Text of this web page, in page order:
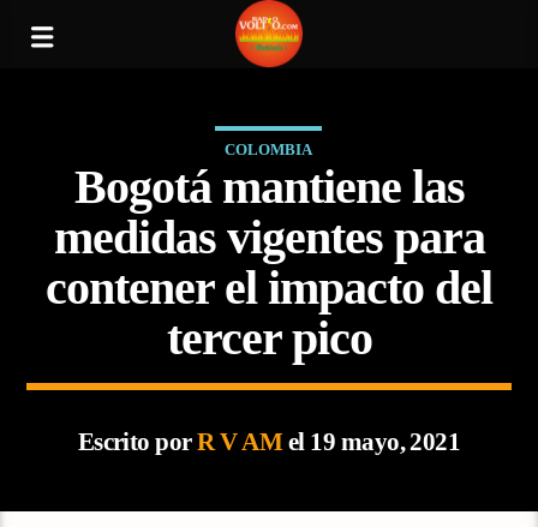
COLOMBIA
Bogotá mantiene las
medidas vigentes para
contener el impacto del
tercer pico
Escrito porR V AMel 19 mayo, 2021